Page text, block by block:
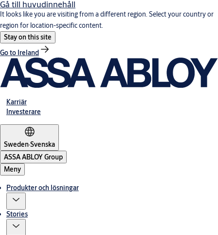
Gå till huvudinnehåll
It looks like you are visiting from a different region. Select your country or
region for location-specific content.
Stay on this site
Go to Ireland
Karriär
Investerare
Sweden·Svenska
ASSA ABLOY Group
Meny
Produkter och lösningar
Stories